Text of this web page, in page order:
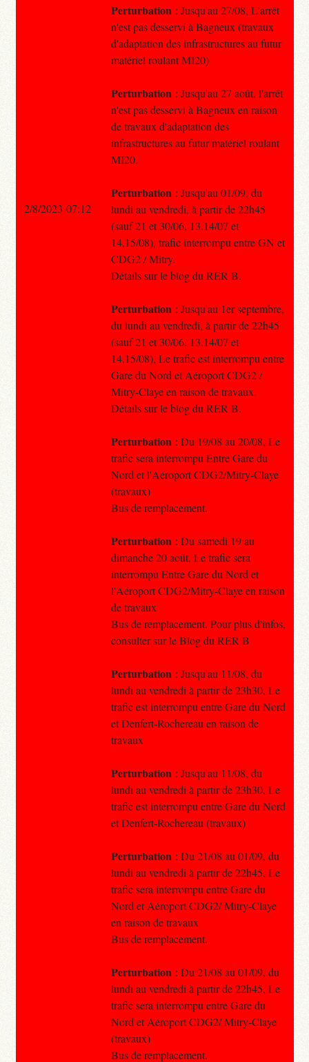
Perturbation : Jusqu'au 27/08, L'arrêt
n'est pas desservi à Bagneux (travaux
d'adaptation des infrastructures au futur
matériel roulant MI20)
Perturbation : Jusqu'au 27 août, l'arrêt
n'est pas desservi à Bagneux en raison
de travaux d'adaptation des
infrastructures au futur matériel roulant
MI20.
Perturbation : Jusqu'au 01/09, du
lundi au vendredi, à partir de 22h45
(sauf 21 et 30/06, 13,14/07 et
14,15/08), trafic interrompu entre GN et
CDG2 / Mitry.
Détails sur le blog du RER B.
Perturbation : Jusqu'au 1er septembre,
du lundi au vendredi, à partir de 22h45
(sauf 21 et 30/06, 13,14/07 et
14,15/08), Le trafic est interrompu entre
Gare du Nord et Aéroport CDG2 /
Mitry-Claye en raison de travaux.
Détails sur le blog du RER B.
Perturbation : Du 19/08 au 20/08, Le
trafic sera interrompu Entre Gare du
Nord et l'Aéroport CDG2/Mitry-Claye
(travaux)
Bus de remplacement.
Perturbation : Du samedi 19 au
dimanche 20 août, Le trafic sera
interrompu Entre Gare du Nord et
l'Aéroport CDG2/Mitry-Claye en raison
de travaux
Bus de remplacement. Pour plus d'infos,
consulter sur le Blog du RER B
Perturbation : Jusqu'au 11/08, du
lundi au vendredi à partir de 23h30, Le
trafic est interrompu entre Gare du Nord
et Denfert-Rochereau en raison de
travaux
Perturbation : Jusqu'au 11/08, du
lundi au vendredi à partir de 23h30, Le
trafic est interrompu entre Gare du Nord
et Denfert-Rochereau (travaux)
Perturbation : Du 21/08 au 01/09, du
lundi au vendredi à partir de 22h45, Le
trafic sera interrompu entre Gare du
Nord et Aéroport CDG2/ Mitry-Claye
en raison de travaux
Bus de remplacement.
Perturbation : Du 21/08 au 01/09, du
lundi au vendredi à partir de 22h45, Le
trafic sera interrompu entre Gare du
Nord et Aéroport CDG2/ Mitry-Claye
(travaux)
Bus de remplacement.
2/8/2023 07:12